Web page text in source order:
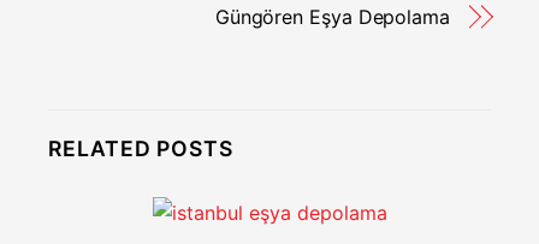
Güngören Eşya Depolama
RELATED POSTS